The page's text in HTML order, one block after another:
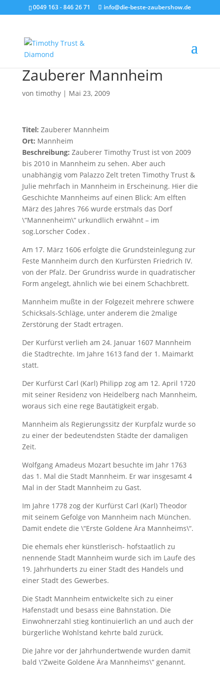
0049 163 - 846 26 71 info@die-beste-zaubershow.de
Zauberer Mannheim
von timothy| Mai 23, 2009
Titel: Zauberer Mannheim
Ort: Mannheim
Beschreibung: Zauberer Timothy Trust ist von 2009
bis 2010 in Mannheim zu sehen. Aber auch
unabhängig vom Palazzo Zelt treten Timothy Trust &
Julie mehrfach in Mannheim in Erscheinung. Hier die
Geschichte Mannheims auf einen Blick: Am elften
März des Jahres 766 wurde erstmals das Dorf
\“Mannenheim\“ urkundlich erwähnt – im
sog.Lorscher Codex .
Am 17. März 1606 erfolgte die Grundsteinlegung zur
Feste Mannheim durch den Kurfürsten Friedrich IV.
von der Pfalz. Der Grundriss wurde in quadratischer
Form angelegt, ähnlich wie bei einem Schachbrett.
Mannheim mußte in der Folgezeit mehrere schwere
Schicksals-Schläge, unter anderem die 2malige
Zerstörung der Stadt ertragen.
Der Kurfürst verlieh am 24. Januar 1607 Mannheim
die Stadtrechte. Im Jahre 1613 fand der 1. Maimarkt
statt.
Der Kurfürst Carl (Karl) Philipp zog am 12. April 1720
mit seiner Residenz von Heidelberg nach Mannheim,
woraus sich eine rege Bautätigkeit ergab.
Mannheim als Regierungssitz der Kurpfalz wurde so
zu einer der bedeutendsten Städte der damaligen
Zeit.
Wolfgang Amadeus Mozart besuchte im Jahr 1763
das 1. Mal die Stadt Mannheim. Er war insgesamt 4
Mal in der Stadt Mannheim zu Gast.
Im Jahre 1778 zog der Kurfürst Carl (Karl) Theodor
mit seinem Gefolge von Mannheim nach München.
Damit endete die \“Erste Goldene Ära Mannheims\“.
Die ehemals eher künstlerisch- hofstaatlich zu
nennende Stadt Mannheim wurde sich im Laufe des
19. Jahrhunderts zu einer Stadt des Handels und
einer Stadt des Gewerbes.
Die Stadt Mannheim entwickelte sich zu einer
Hafenstadt und besass eine Bahnstation. Die
Einwohnerzahl stieg kontinuierlich an und auch der
bürgerliche Wohlstand kehrte bald zurück.
Die Jahre vor der Jahrhundertwende wurden damit
bald \“Zweite Goldene Ära Mannheims\“ genannt.